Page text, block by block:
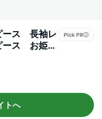
ース 長袖レ
ース お姫
ン 森ガー
ア レトロ
トへ